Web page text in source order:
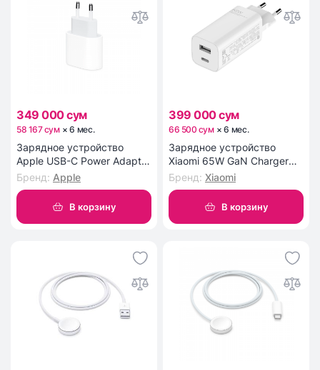
349 000 сум
58 167 сум ×6 мес.
Зарядное устройство
Apple USB-C Power Adapter
(20W)
Бренд: Apple
В корзину
399 000 сум
66 500 сум ×6 мес.
Зарядное устройство
Xiaomi 65W GaN Charger
(Type-A + Type-C) EU
Бренд: Xiaomi
В корзину